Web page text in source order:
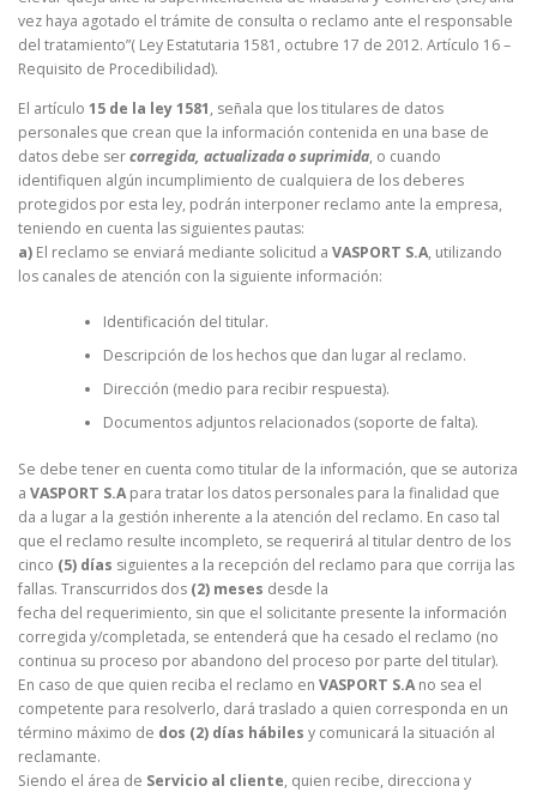
vez haya agotado el trámite de consulta o reclamo ante el responsable
del tratamiento”( Ley Estatutaria 1581, octubre 17 de 2012. Artículo 16 –
Requisito de Procedibilidad).
El artículo 15 de la ley 1581, señala que los titulares de datos
personales que crean que la información contenida en una base de
datos debe sercorregida, actualizada o suprimida, o cuando
identifiquen algún incumplimiento de cualquiera de los deberes
protegidos por esta ley, podrán interponer reclamo ante la empresa,
teniendo en cuenta las siguientes pautas:
a) El reclamo se enviará mediante solicitud a VASPORT S.A, utilizando
los canales de atención con la siguiente información:
Identificación del titular.
Descripción de los hechos que dan lugar al reclamo.
Dirección (medio para recibir respuesta).
Documentos adjuntos relacionados (soporte de falta).
Se debe tener en cuenta como titular de la información, que se autoriza
a VASPORT S.Apara tratar los datos personales para la finalidad que
da a lugar a la gestión inherente a la atención del reclamo. En caso tal
que el reclamo resulte incompleto, se requerirá al titular dentro de los
cinco (5) días siguientes a la recepción del reclamo para que corrija las
fallas. Transcurridos dos (2) meses desde la
fecha del requerimiento, sin que el solicitante presente la información
corregida y/completada, se entenderá que ha cesado el reclamo (no
continua su proceso por abandono del proceso por parte del titular).
En caso de que quien reciba el reclamo en VASPORT S.Ano sea el
competente para resolverlo, dará traslado a quien corresponda en un
término máximo de dos (2) días hábiles y comunicará la situación al
reclamante.
Siendo el área de Servicio al cliente, quien recibe, direcciona y